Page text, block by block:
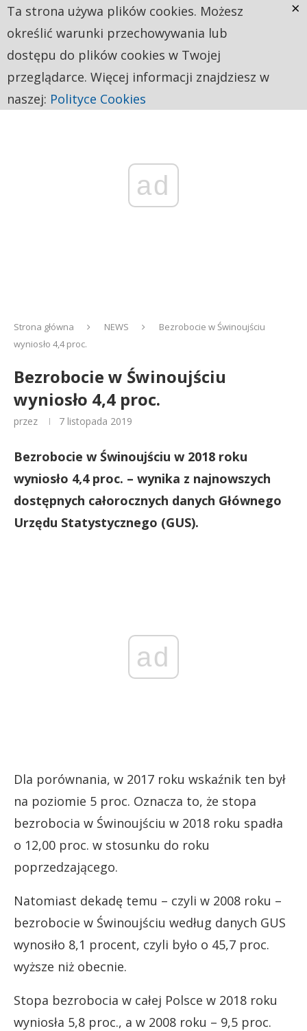
ad
Strona główna NEWS
Bezrobocie w Świnoujściu
wyniosło 4,4 proc.
Bezrobocie w Świnoujściu
wyniosło 4,4 proc.
przez 7 listopada 2019
Bezrobocie w Świnoujściu w 2018 roku
wyniosło 4,4 proc. – wynika z najnowszych
dostępnych całorocznych danych Głównego
Urzędu Statystycznego (GUS).
ad
Dla porównania, w 2017 roku wskaźnik ten był
na poziomie 5 proc. Oznacza to, że stopa
bezrobocia w Świnoujściu w 2018 roku spadła
o 12,00 proc. w stosunku do roku
poprzedzającego.
Natomiast dekadę temu – czyli w 2008 roku –
bezrobocie w Świnoujściu według danych GUS
wynosiło 8,1 procent, czyli było o 45,7 proc.
wyższe niż obecnie.
Stopa bezrobocia w całej Polsce w 2018 roku
wyniosła 5,8 proc., a w 2008 roku – 9,5 proc.
Ta strona używa plików cookies. Możesz
określić warunki przechowywania lub
dostępu do plików cookies w Twojej
przeglądarce. Więcej informacji znajdziesz w
naszej: Polityce Cookies
×